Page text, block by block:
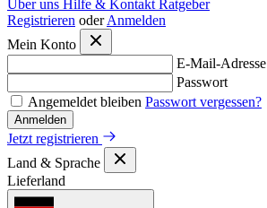
Über uns Hilfe & Kontakt Ratgeber
Registrieren oder Anmelden
Mein Konto
E-Mail-Adresse
Passwort
Angemeldet bleiben Passwort vergessen?
Anmelden
Jetzt registrieren
Land & Sprache
Lieferland